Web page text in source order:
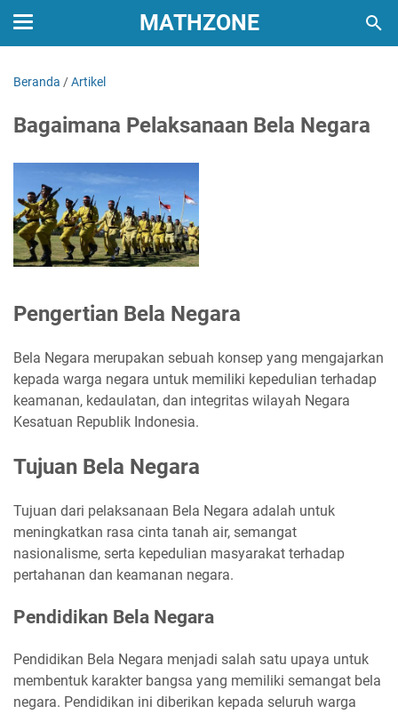
MATHZONE
Beranda /Artikel
Bagaimana Pelaksanaan Bela Negara
Pengertian Bela Negara
Bela Negara merupakan sebuah konsep yang mengajarkan
kepada warga negara untuk memiliki kepedulian terhadap
keamanan, kedaulatan, dan integritas wilayah Negara
Kesatuan Republik Indonesia.
Tujuan Bela Negara
Tujuan dari pelaksanaan Bela Negara adalah untuk
meningkatkan rasa cinta tanah air, semangat
nasionalisme, serta kepedulian masyarakat terhadap
pertahanan dan keamanan negara.
Pendidikan Bela Negara
Pendidikan Bela Negara menjadi salah satu upaya untuk
membentuk karakter bangsa yang memiliki semangat bela
negara. Pendidikan ini diberikan kepada seluruh warga